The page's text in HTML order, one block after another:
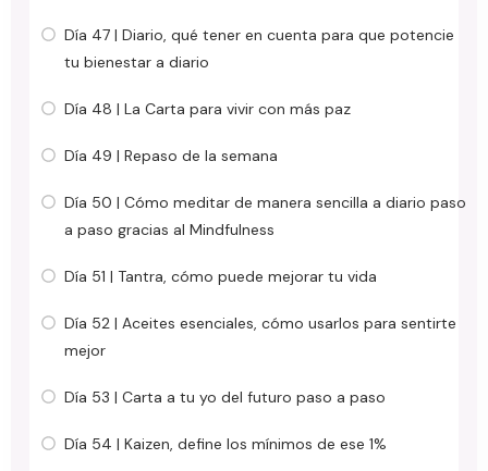
Día 47 | Diario, qué tener en cuenta para que potencie
tu bienestar a diario
Día 48 | La Carta para vivir con más paz
Día 49 | Repaso de la semana
Día 50 | Cómo meditar de manera sencilla a diario paso
a paso gracias al Mindfulness
Día 51 | Tantra, cómo puede mejorar tu vida
Día 52 | Aceites esenciales, cómo usarlos para sentirte
mejor
Día 53 | Carta a tu yo del futuro paso a paso
Día 54 | Kaizen, define los mínimos de ese 1%